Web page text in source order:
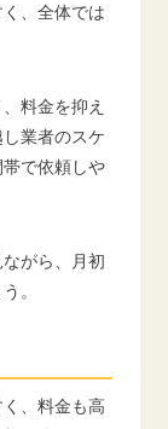
、全体では
料金を抑え
業者のスケ
で依頼しや
がら、月初
。
、料金も高